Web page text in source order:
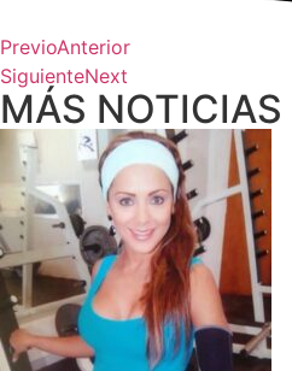
PrevioAnterior
SiguienteNext
MÁS NOTICIAS